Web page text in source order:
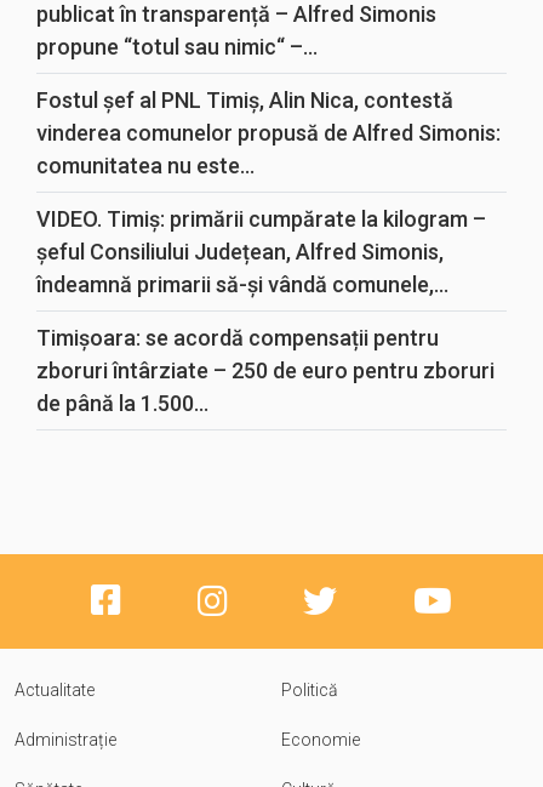
publicat în transparență – Alfred Simonis
propune “totul sau nimic“ –...
Fostul șef al PNL Timiș, Alin Nica, contestă
vinderea comunelor propusă de Alfred Simonis:
comunitatea nu este...
VIDEO. Timiș: primării cumpărate la kilogram –
șeful Consiliului Județean, Alfred Simonis,
îndeamnă primarii să-și vândă comunele,...
Timișoara: se acordă compensații pentru
zboruri întârziate – 250 de euro pentru zboruri
de până la 1.500...
Actualitate Politică
Administrație Economie